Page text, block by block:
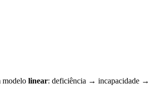
modelo linear: deficiência → incapacidade →